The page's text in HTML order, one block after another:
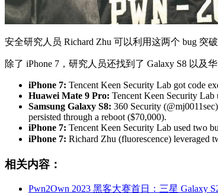
安全研究人员 Richard Zhu 可以利用这两个 bug 突
除了 iPhone 7，研究人员还找到了 Galaxy S8 以及
iPhone 7: Tencent Keen Security Lab got code
Huawei Mate 9 Pro: Tencent Keen Security Lab
Samsung Galaxy S8: 360 Security
persisted through a reboot ($70,000).
iPhone 7: Tencent Keen Security Lab used two
iPhone 7: Richard Zhu (fluorescence) leveraged
相关内容：
Pwn2Own 2023 黑客大赛首日：三星 Galaxy